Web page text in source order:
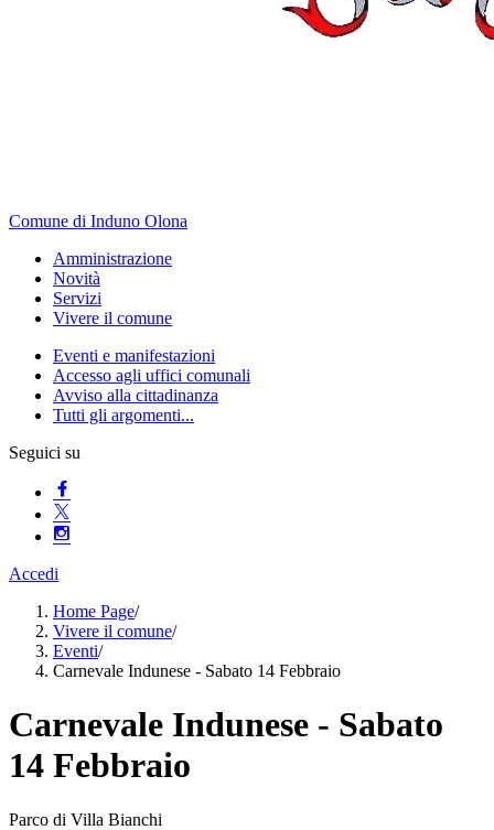
Comune di Induno Olona
Amministrazione
Novità
Servizi
Vivere il comune
Eventi e manifestazioni
Accesso agli uffici comunali
Avviso alla cittadinanza
Tutti gli argomenti...
Seguici su
Accedi
Home Page/
Vivere il comune/
Eventi/
Carnevale Indunese - Sabato 14 Febbraio
Carnevale Indunese - Sabato
14 Febbraio
Parco di Villa Bianchi